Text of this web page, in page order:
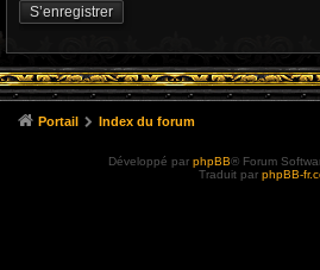
S’enregistrer
Portail Index du forum
Développé par phpBB® Forum
Traduit par phpBB-